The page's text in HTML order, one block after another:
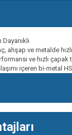
ve metalde
ve hızlı çapak
içeren bi-metal